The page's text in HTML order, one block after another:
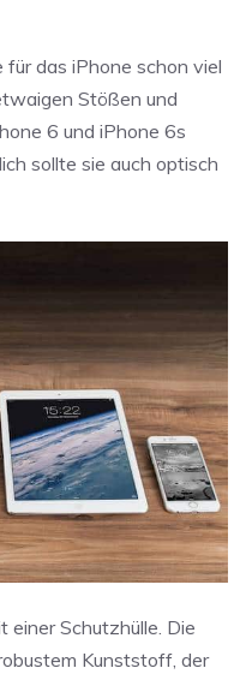
das iPhone schon viel
Stößen und
6 und iPhone 6s
sollte sie auch optisch
einer Schutzhülle. Die
Kunststoff, der